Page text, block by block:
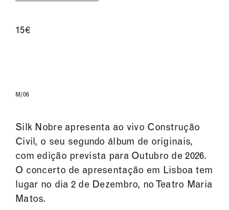
15€
M/06
Silk Nobre apresenta ao vivo Construção
Civil, o seu segundo álbum de originais,
com edição prevista para Outubro de 2026.
O concerto de apresentação em Lisboa tem
lugar no dia 2 de Dezembro, no Teatro Maria
Matos.